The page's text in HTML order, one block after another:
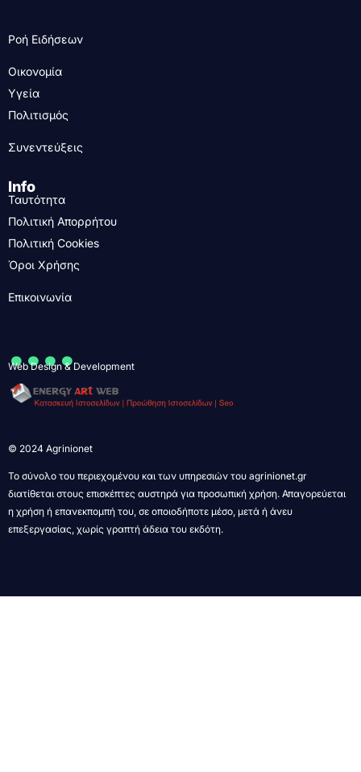
Ροή Ειδήσεων
Οικονομία
Υγεία
Πολιτισμός
Συνεντεύξεις
Info
Ταυτότητα
Πολιτική Απορρήτου
Πολιτική Cookies
Όροι Χρήσης
Επικοινωνία
....
Web Design & Development
© 2024 Agrinionet
Το σύνολο του περιεχομένου και των υπηρεσιών του agrinionet.gr
διατίθεται στους επισκέπτες αυστηρά για προσωπική χρήση. Απαγορεύεται
η χρήση ή επανεκπομπή του, σε οποιοδήποτε μέσο, μετά ή άνευ
επεξεργασίας, χωρίς γραπτή άδεια του εκδότη.